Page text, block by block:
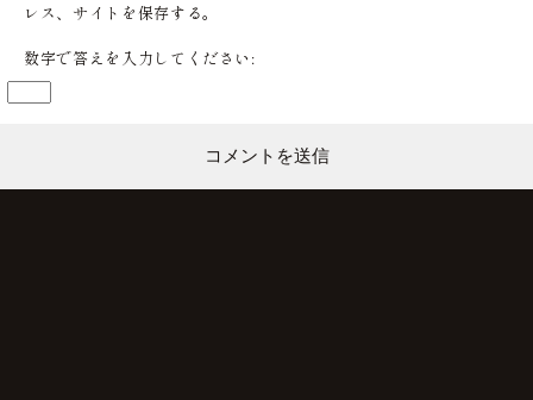
レス、サイトを保存する。
数字で答えを入力してください: